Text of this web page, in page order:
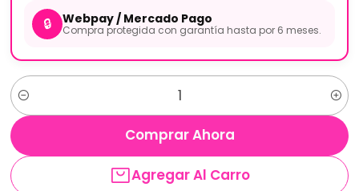
🔒 Webpay / Mercado Pago
Compra protegida con garantía hasta por 6 meses.
Cantidad
Agregar Al Carro
Comprar Ahora